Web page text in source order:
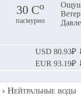
30 Сo
пасмурно
USD 80.93₽
EUR 93.19₽
› Нейтральные воды